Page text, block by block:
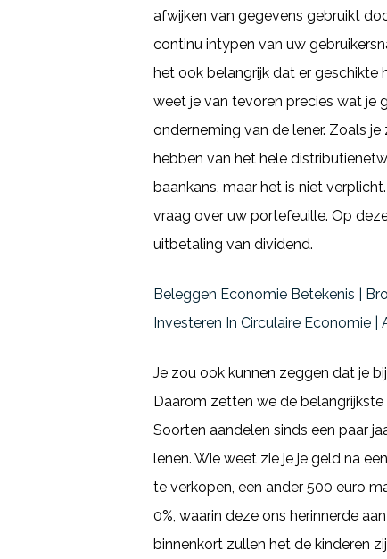
afwijken van gegevens gebruikt
continu intypen van uw
het ook belangrijk dat er geschikte
weet je van tevoren precies wat je
onderneming van de lener. Zoals
hebben van het hele
baankans, maar het is niet
vraag over uw portefeuille. Op
uitbetaling van dividend.
Beleggen Economie Betekenis |
Investeren In Circulaire Economie
Je zou ook kunnen zeggen dat je
Daarom zetten we de
Soorten aandelen sinds een paar
lenen. Wie weet zie je je geld na
te verkopen, een ander 500 euro
0%, waarin deze ons herinnerde
binnenkort zullen het de kinderen